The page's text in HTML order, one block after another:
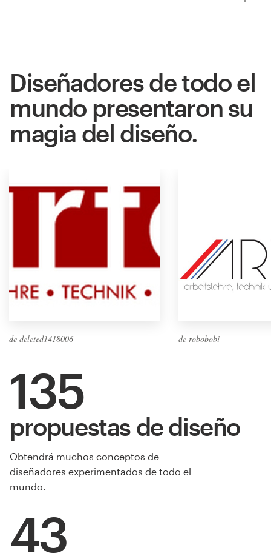
Diseñadores de todo el
mundo presentaron su
magia del diseño.
de deleted1418006 de robobobi
135
propuestas de diseño
Obtendrá muchos conceptos de
diseñadores experimentados de todo el
mundo.
43